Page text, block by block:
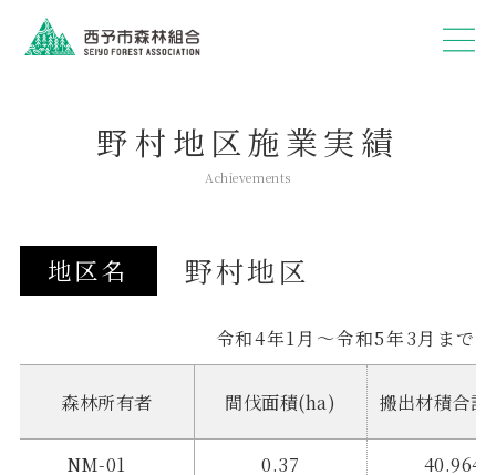
野村地区施業実績
Achievements
地区名 野村地区
令和4年1月～令和5年3月まで
森林所有者 間伐面積(ha) 搬出材積合計
NM-01 0.37
40.964